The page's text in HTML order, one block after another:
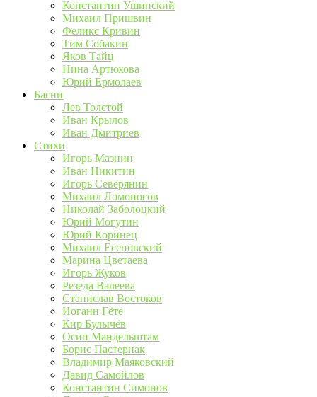
Константин Ушинский
Михаил Пришвин
Феликс Кривин
Тим Собакин
Яков Тайц
Нина Артюхова
Юрий Ермолаев
Басни
Лев Толстой
Иван Крылов
Иван Дмитриев
Стихи
Игорь Мазнин
Иван Никитин
Игорь Северянин
Михаил Ломоносов
Николай Заболоцкий
Юрий Могутин
Юрий Коринец
Михаил Есеновский
Марина Цветаева
Игорь Жуков
Резеда Валеева
Станислав Востоков
Иоганн Гёте
Кир Булычёв
Осип Мандельштам
Борис Пастернак
Владимир Маяковский
Давид Самойлов
Константин Симонов